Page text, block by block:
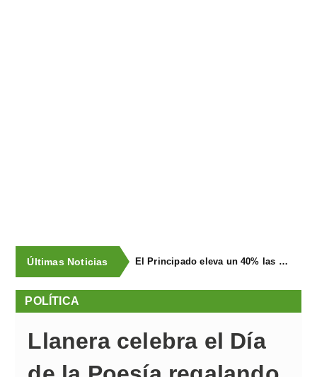
Últimas Noticias El Principado eleva un 40% las ayudas a la producción ecológica, que superan los cuatro millones de euros
POLÍTICA
Llanera celebra el Día